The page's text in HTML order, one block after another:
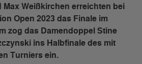
Weißkirchen erreichten bei
Open 2023 das Finale im
zog das Damendoppel Stine
ins Halbfinale des mit
Turniers ein.